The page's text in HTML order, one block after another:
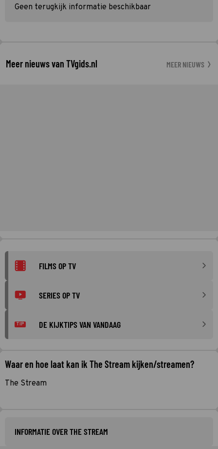
Geen terugkijk informatie beschikbaar
Meer nieuws van TVgids.nl MEER NIEUWS
FILMS OP TV
SERIES OP TV
TIP DE KIJKTIPS VAN VANDAAG
Waar en hoe laat kan ik The Stream kijken/streamen?
The Stream
INFORMATIE OVER THE STREAM